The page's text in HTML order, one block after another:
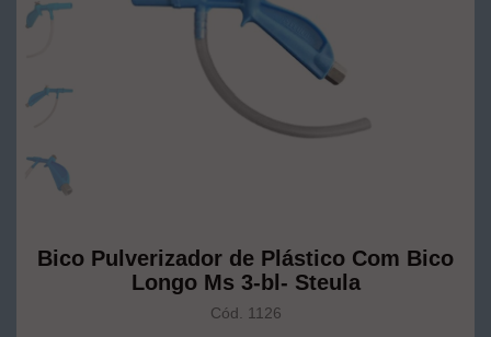
Bico Pulverizador de Plástico Com Bico
Longo Ms 3-bl- Steula
Cód. 1126